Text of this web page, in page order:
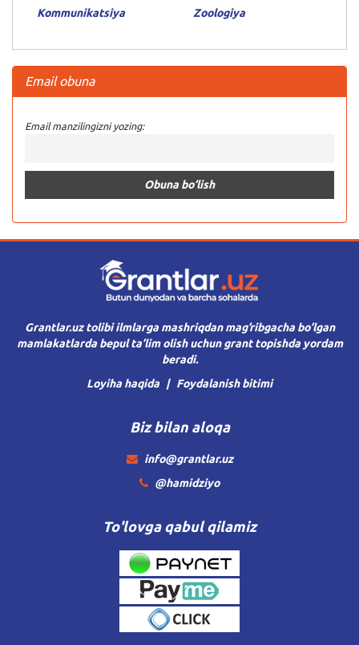
Kommunikatsiya
Zoologiya
Email obuna
Email manzilingizni yozing:
Grantlar.uz tolibi ilmlarga mashriqdan mag’ribgacha bo’lgan
mamlakatlarda bepul ta’lim olish uchun grant topishda yordam
beradi.
Loyiha haqida
Foydalanish bitimi
Biz bilan aloqa
info@grantlar.uz
@hamidziyo
To'lovga qabul qilamiz